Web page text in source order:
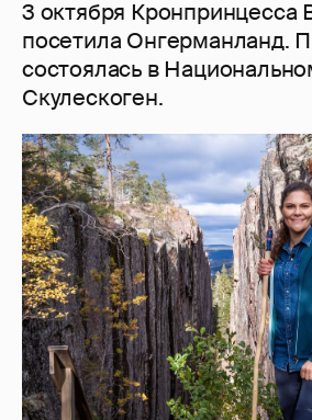
3 октября Кронпринцесса
посетила Онгерманланд.
состоялась в
Скулескоген.